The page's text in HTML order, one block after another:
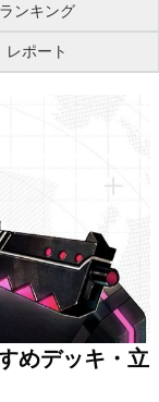
ランキング
レポート
めデッキ・立